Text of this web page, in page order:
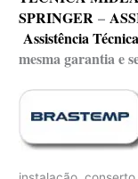
SPRINGER –
Assistência
mesma garantia e